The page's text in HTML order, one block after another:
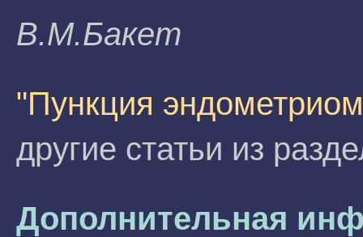
B.M.Бaкeт
"Пункция
другие статьи из
Дополнительная